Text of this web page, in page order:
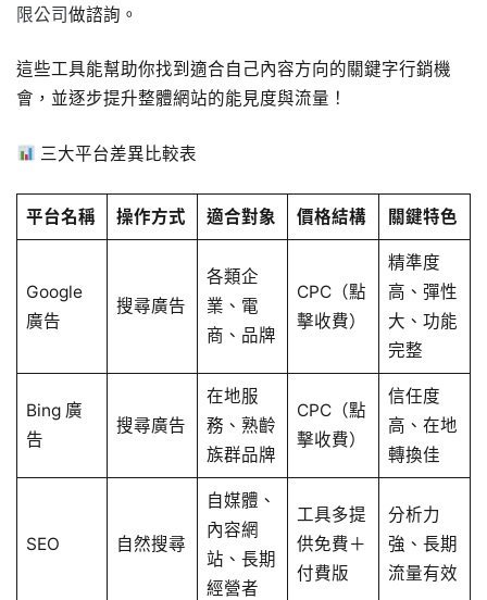
限公司 做諮詢。
這些工具能幫助你找到適合自己內容方向的關鍵字行銷機
會，並逐步提升整體網站的能見度與流量！
三大平台差異比較表
平台名稱 操作方式 適合對象 價格結構 關鍵特色
Google
廣告
搜尋廣告
各類企
業、電
商、品牌
CPC（點
擊收費）
精準度
高、彈性
大、功能
完整
Bing 廣
告
搜尋廣告
在地服
務、熟齡
族群品牌
CPC（點
擊收費）
信任度
高、在地
轉換佳
SEO 自然搜尋
自媒體、
內容網
站、長期
經營者
工具多提
供免費＋
付費版
分析力
強、長期
流量有效